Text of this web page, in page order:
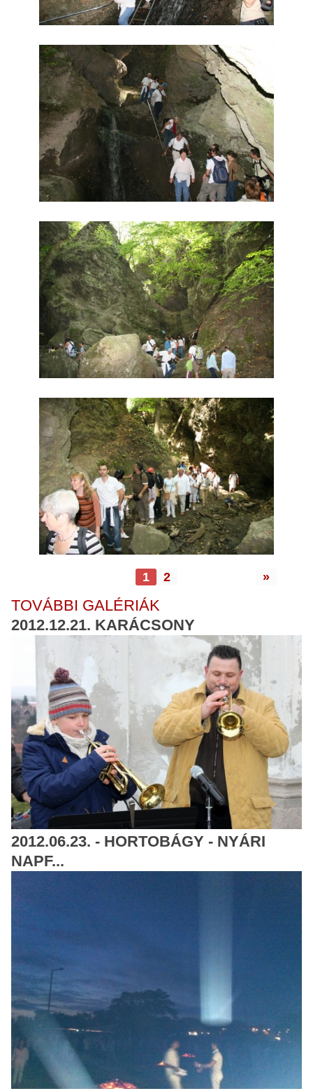
1 2 »
TOVÁBBI GALÉRIÁK
2012.12.21. KARÁCSONY
2012.06.23. - HORTOBÁGY - NYÁRI
NAPF...